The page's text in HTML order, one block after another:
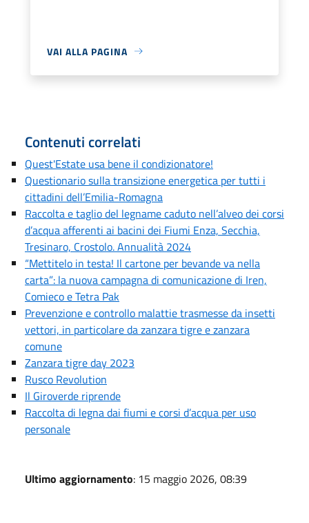
VAI ALLA PAGINA
Contenuti correlati
Quest'Estate usa bene il condizionatore!
Questionario sulla transizione energetica per tutti i
cittadini dell’Emilia-Romagna
Raccolta e taglio del legname caduto nell’alveo dei corsi
d’acqua afferenti ai bacini dei Fiumi Enza, Secchia,
Tresinaro, Crostolo. Annualità 2024
“Mettitelo in testa! Il cartone per bevande va nella
carta”: la nuova campagna di comunicazione di Iren,
Comieco e Tetra Pak
Prevenzione e controllo malattie trasmesse da insetti
vettori, in particolare da zanzara tigre e zanzara
comune
Zanzara tigre day 2023
Rusco Revolution
Il Giroverde riprende
Raccolta di legna dai fiumi e corsi d’acqua per uso
personale
Ultimo aggiornamento: 15 maggio 2026, 08:39